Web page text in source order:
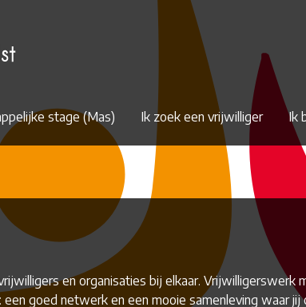
stage (Mas) Ik zoek een vrijwilliger Ik
en organisaties bij elkaar.
goed netwerk en een mooie samenleving waar